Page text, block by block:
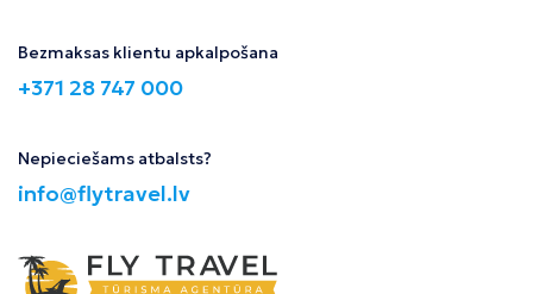
Bezmaksas klientu apkalpošana
+371 28 747 000
Nepieciešams atbalsts?
info@flytravel.lv